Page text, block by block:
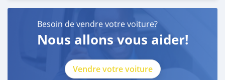
Besoin de vendre votre voiture?
Nous allons vous aider!
Vendre votre voiture